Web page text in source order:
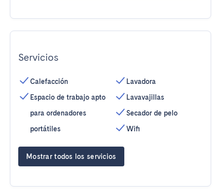
Servicios
Calefacción
Espacio de trabajo apto
para ordenadores
portátiles
Lavadora
Lavavajillas
Secador de pelo
Wifi
Mostrar todos los servicios